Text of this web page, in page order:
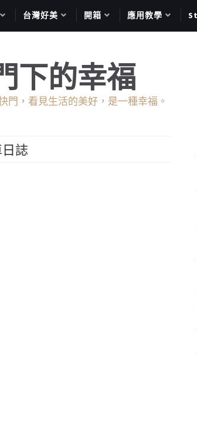
台灣好美 開箱 應用教學
下的幸福
門，看見生活的美好，是一種幸福。
誌